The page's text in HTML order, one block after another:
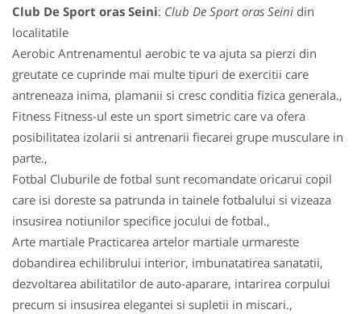
Club De Sport oras Seini: Club De Sport oras Seini din
localitatile
Aerobic Antrenamentul aerobic te va ajuta sa pierzi din
greutate ce cuprinde mai multe tipuri de exercitii care
antreneaza inima, plamanii si cresc conditia fizica generala.,
Fitness Fitness-ul este un sport simetric care va ofera
posibilitatea izolarii si antrenarii fiecarei grupe musculare in
parte.,
Fotbal Cluburile de fotbal sunt recomandate oricarui copil
care isi doreste sa patrunda in tainele fotbalului si vizeaza
insusirea notiunilor specifice jocului de fotbal.,
Arte martiale Practicarea artelor martiale urmareste
dobandirea echilibrului interior, imbunatatirea sanatatii,
dezvoltarea abilitatilor de auto-aparare, intarirea corpului
precum si insusirea elegantei si supletii in miscari.,